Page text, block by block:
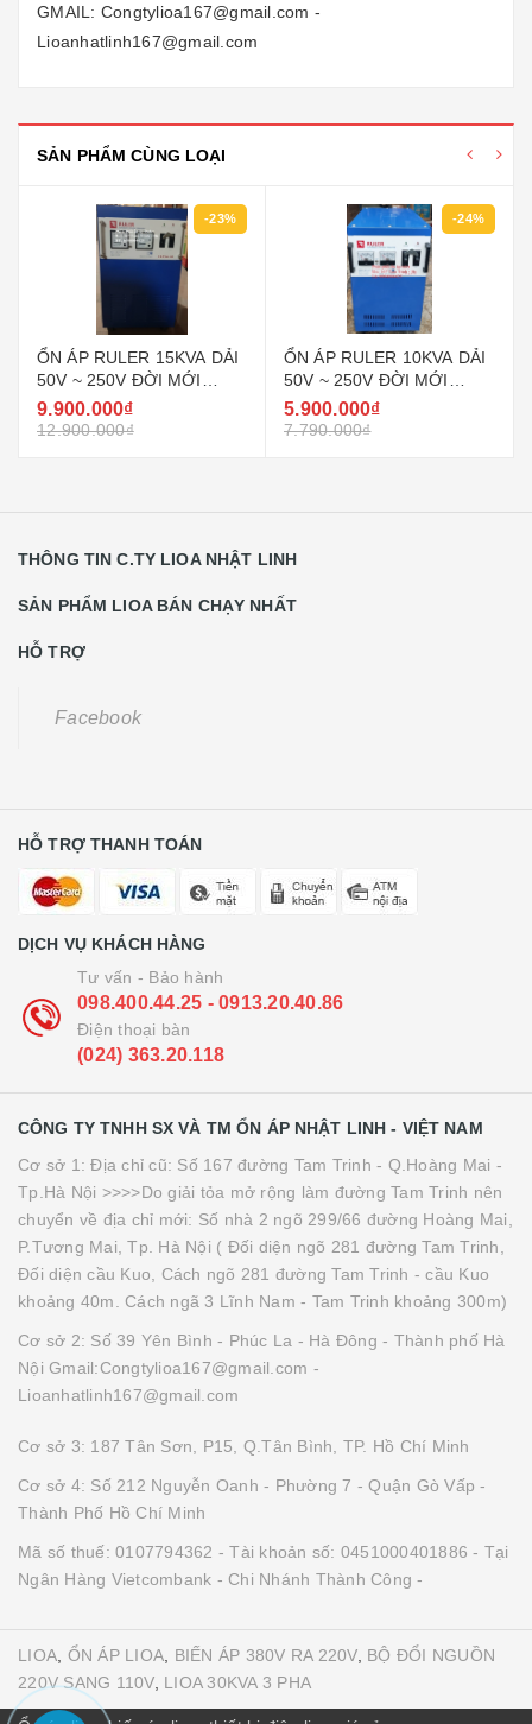
GMAIL: Congtylioa167@gmail.com -
Lioanhatlinh167@gmail.com
SẢN PHẨM CÙNG LOẠI
-23%
ỔN ÁP RULER 15KVA DẢI
50V ~ 250V ĐỜI MỚI
NHẤT HIỆN NAY
9.900.000₫
12.900.000₫
-24%
ỔN ÁP RULER 10KVA DẢI
50V ~ 250V ĐỜI MỚI
NHẤT HIỆN NAY
5.900.000₫
7.790.000₫
THÔNG TIN C.TY LIOA NHẬT LINH
SẢN PHẨM LIOA BÁN CHẠY NHẤT
HỖ TRỢ
Facebook
HỖ TRỢ THANH TOÁN
DỊCH VỤ KHÁCH HÀNG
Tư vấn - Bảo hành
098.400.44.25 - 0913.20.40.86
Điện thoại bàn
(024) 363.20.118
CÔNG TY TNHH SX VÀ TM ỔN ÁP NHẬT LINH - VIỆT NAM
Cơ sở 1: Địa chỉ cũ: Số 167 đường Tam Trinh - Q.Hoàng Mai -
Tp.Hà Nội >>>>Do giải tỏa mở rộng làm đường Tam Trinh nên
chuyển về địa chỉ mới: Số nhà 2 ngõ 299/66 đường Hoàng Mai,
P.Tương Mai, Tp. Hà Nội ( Đối diện ngõ 281 đường Tam Trinh,
Đối diện cầu Kuo, Cách ngõ 281 đường Tam Trinh - cầu Kuo
khoảng 40m. Cách ngã 3 Lĩnh Nam - Tam Trinh khoảng 300m)
Cơ sở 2: Số 39 Yên Bình - Phúc La - Hà Đông - Thành phố Hà
Nội Gmail:Congtylioa167@gmail.com -
Lioanhatlinh167@gmail.com
Cơ sở 3: 187 Tân Sơn, P15, Q.Tân Bình, TP. Hồ Chí Minh
Cơ sở 4: Số 212 Nguyễn Oanh - Phường 7 - Quận Gò Vấp -
Thành Phố Hồ Chí Minh
Mã số thuế: 0107794362 - Tài khoản số: 0451000401886 - Tại
Ngân Hàng Vietcombank - Chi Nhánh Thành Công -
LIOA ỔN ÁP LIOA BIẾN ÁP 380V RA 220V, BỘ ĐỔI NGUỒN
220V SANG 110V, LIOA 30KVA 3 PHA